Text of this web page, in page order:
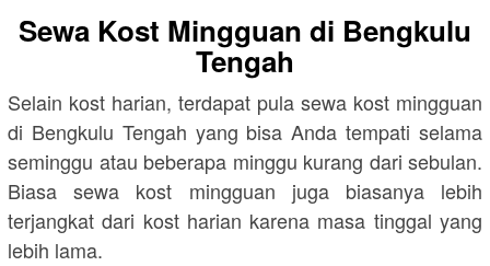
Sewa Kost Mingguan di Bengkulu
Tengah
Selain kost harian, terdapat pula sewa kost mingguan
di Bengkulu Tengah yang bisa Anda tempati selama
seminggu atau beberapa minggu kurang dari sebulan.
Biasa sewa kost mingguan juga biasanya lebih
terjangkat dari kost harian karena masa tinggal yang
lebih lama.